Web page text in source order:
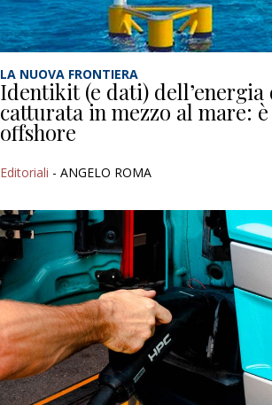
LA NUOVA FRONTIERA
Identikit (e dati) dell’energia
catturata in mezzo al mare: è
offshore
Editoriali - ANGELO ROMA